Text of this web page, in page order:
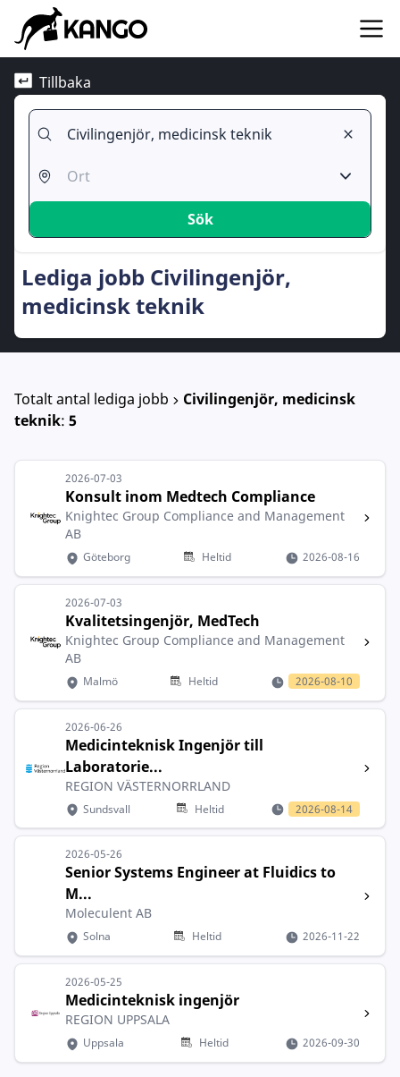
Tillbaka
Sök
Lediga jobb Civilingenjör,
medicinsk teknik
Totalt antal lediga jobb
Civilingenjör, medicinsk
teknik: 5
2026-07-03
Konsult inom Medtech Compliance
Knightec Group Compliance and Management
AB
Göteborg Heltid 2026-08-16
2026-07-03
Kvalitetsingenjör, MedTech
Knightec Group Compliance and Management
AB
Malmö Heltid 2026-08-10
2026-06-26
Medicinteknisk Ingenjör till
Laboratorie...
REGION VÄSTERNORRLAND
Sundsvall Heltid 2026-08-14
2026-05-26
Senior Systems Engineer at Fluidics to
M...
Moleculent AB
Solna Heltid 2026-11-22
2026-05-25
Medicinteknisk ingenjör
REGION UPPSALA
Uppsala Heltid 2026-09-30